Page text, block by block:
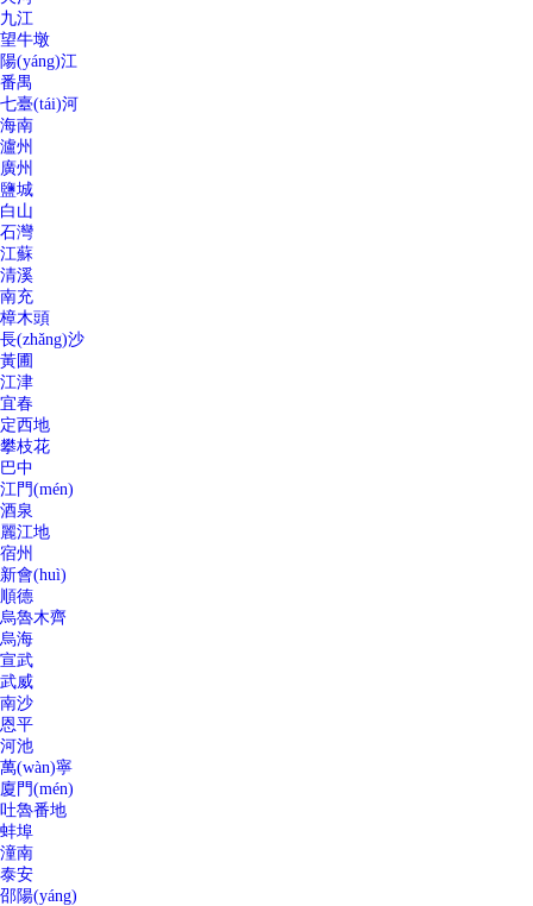
九江
望牛墩
陽(yáng)江
番禺
七臺(tái)河
海南
瀘州
廣州
鹽城
白山
石灣
江蘇
清溪
南充
樟木頭
長(zhǎng)沙
黃圃
江津
宜春
定西地
攀枝花
巴中
江門(mén)
酒泉
麗江地
宿州
新會(huì)
順德
烏魯木齊
烏海
宣武
武威
南沙
恩平
河池
萬(wàn)寧
廈門(mén)
吐魯番地
蚌埠
潼南
泰安
邵陽(yáng)